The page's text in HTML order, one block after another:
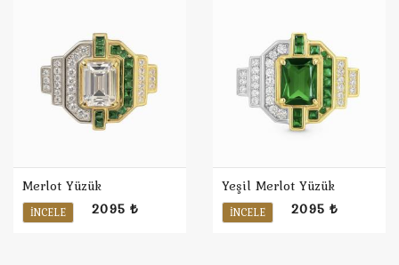
Merlot Yüzük
İNCELE 2095 ₺
Yeşil Merlot Yüzük
İNCELE 2095 ₺